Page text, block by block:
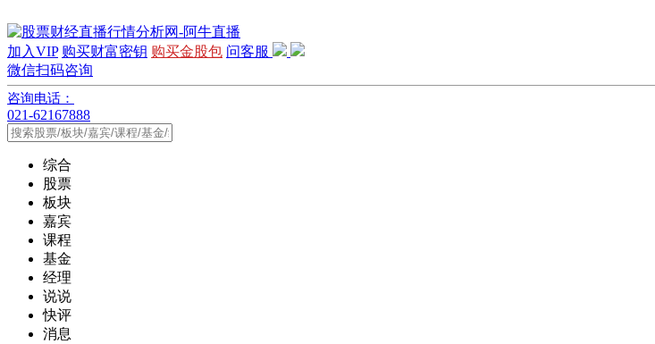
加入VIP 购买财富密钥 购买金股包 问客服
微信扫码咨询
咨询电话：
021-62167888
综合
股票
板块
嘉宾
课程
基金
经理
说说
快评
消息